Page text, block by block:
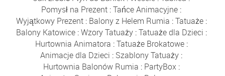
Pomysł na Prezent :Tańce Animacyjne :
Wyjątkowy Prezent: Balony z Helem Rumia :Tatuaże:
Balony Katowice:Wzory Tatuaży:Tatuaże dla Dzieci :
Hurtownia Animatora :Tatuaże Brokatowe:
Animacje dla Dzieci : Szablony Tatuaży :
Hurtownia Balonów Rumia : PartyBox: